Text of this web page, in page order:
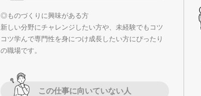
◎ものづくりに興味がある方
新しい分野にチャレンジしたい方や、未経験でもコツ
コツ学んで専門性を身につけ成長したい方にぴったり
の職場です。
この仕事に向いていない人